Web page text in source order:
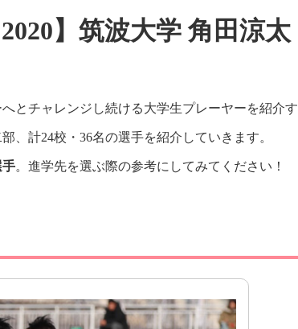
】筑波大学 角田涼太
とチャレンジし続ける大学生プレーヤーを紹介す
、計24校・36名の選手を紹介していきます。
手。進学先を選ぶ際の参考にしてみてください！